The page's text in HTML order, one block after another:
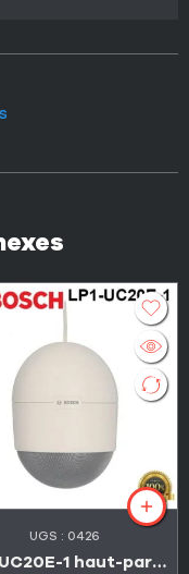
UGS : 0426
LS1-UC20E-1 haut-parleur sphérique suspendu de 20 W